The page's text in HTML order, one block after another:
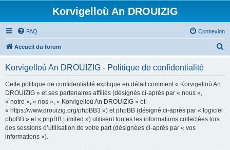
Korvigelloù An DROUIZIG
FAQ Connexion
Accueil du forum
Korvigelloù An DROUIZIG - Politique de confidentialité
Cette politique de confidentialité explique en détail comment « Korvigelloù An
DROUIZIG » et ses partenaires affiliés (désignés ci-après par « nous »,
« notre », « nos », « Korvigelloù An DROUIZIG » et
« https://www.drouizig.org/phpBB3 ») et phpBB (désigné ci-après par « logiciel
phpBB » et « phpBB Limited ») utilisent toutes les informations collectées lors
des sessions d’utilisation de votre part (désignées ci-après par « vos
informations »).